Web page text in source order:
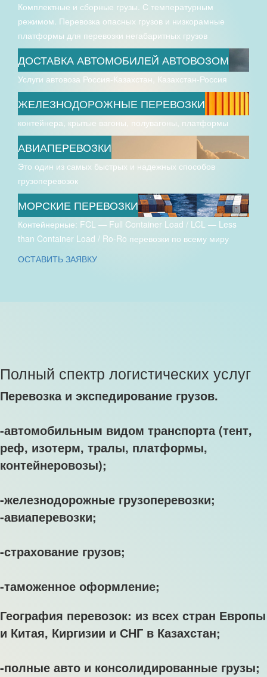
Комплектные и сборные грузы. С температурным
режимом. Перевозка опасных грузов и низкорамные
платформы для перевозки негабаритных грузов
ДОСТАВКА АВТОМОБИЛЕЙ АВТОВОЗОМ
Услуги автовоза Россия-Казахстан, Казахстан-Россия
ЖЕЛЕЗНОДОРОЖНЫЕ ПЕРЕВОЗКИ
контейнера, крытые вагоны, полувагоны, платформы
АВИАПЕРЕВОЗКИ
Это один из самых быстрых и надежных способов
грузоперевозок
МОРСКИЕ ПЕРЕВОЗКИ
Контейнерные: FCL — Full Container Load / LCL — Less
than Container Load / Ro-Ro перевозки по всему миру
ОСТАВИТЬ ЗАЯВКУ
Полный спектр логистических услуг
Перевозка и экспедирование грузов.
-автомобильным видом транспорта (тент,
реф, изотерм, тралы, платформы,
контейнеровозы);
-железнодорожные грузоперевозки;
-авиаперевозки;
-страхование грузов;
-таможенное оформление;
География перевозок: из всех стран Европы
и Китая, Киргизии и СНГ в Казахстан;
-полные авто и консолидированные грузы;